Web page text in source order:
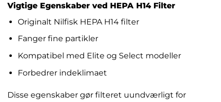
Vigtige Egenskaber ved HEPA H14 Filter
Originalt Nilfisk HEPA H14 filter
Fanger fine partikler
Kompatibel med Elite og Select modeller
Forbedrer indeklimaet
Disse egenskaber gør filteret uundværligt for